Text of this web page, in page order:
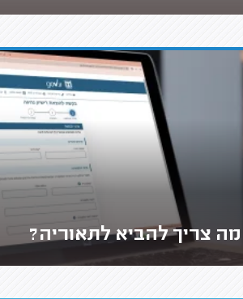
מה צריך להביא לתאוריה?